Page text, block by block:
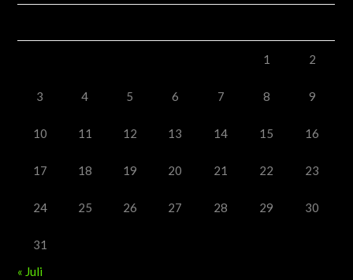
1 2
3 4 5 6 7 8 9
10 11 12 13 14 15 16
17 18 19 20 21 22 23
24 25 26 27 28 29 30
31
« Juli